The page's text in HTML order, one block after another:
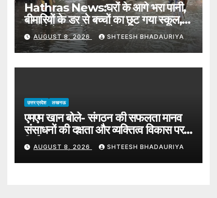
Hathras News:घरों के आगे भरा पानी,
बीमारियों के डर से बच्चों का छूट गया स्कूल,
मकानो में घुस रहे जहरीले कीड़े – Water
Filled In The Street Of Village
Baghana
AUGUST 8, 2026 SHTEESH BHADAURIYA
उत्तर प्रदेश लखनऊ
एमएम खान बोले- संगठन की सफलता मानव
संसाधनों की दक्षता और व्यक्तित्व विकास पर
निर्भरAUGUST 8, 2026 SHTEESH BHADAURIYA